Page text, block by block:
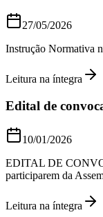
27/05/2026
Instrução Normativa
Leitura na íntegra
Edital de
10/01/2026
EDITAL DE
participarem da
Leitura na íntegra